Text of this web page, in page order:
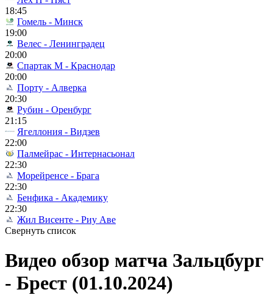
18:45
Гомель - Минск
19:00
Велес - Ленинградец
20:00
Спартак М - Краснодар
20:00
Порту - Алверка
20:30
Рубин - Оренбург
21:15
Ягеллония - Видзев
22:00
Палмейрас - Интернасьонал
22:30
Морейренсе - Брага
22:30
Бенфика - Академику
22:30
Жил Висенте - Риу Аве
Свернуть список
Видео обзор матча Зальцбург
- Брест (01.10.2024)